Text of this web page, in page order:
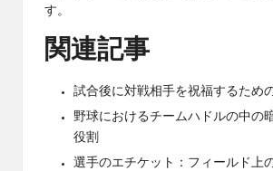
す。
関連記事
試合後に対戦相手を祝福するため
野球におけるチームハドルの中の
役割
選手のエチケット：フィールド上